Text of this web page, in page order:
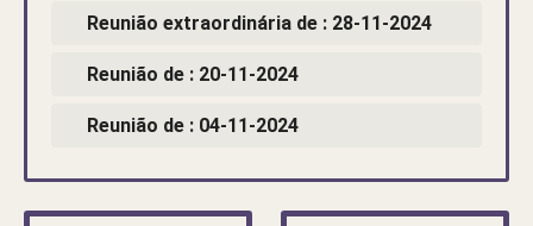
Reunião extraordinária de : 28-11-2024
Reunião de : 20-11-2024
Reunião de : 04-11-2024